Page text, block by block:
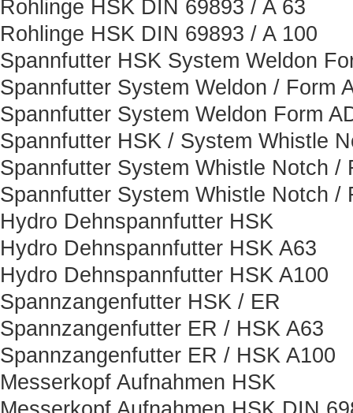
Rohlinge HSK DIN 69893 / A 63
Rohlinge HSK DIN 69893 / A 100
Spannfutter HSK System Weldon
Spannfutter System Weldon / Form
Spannfutter System Weldon Form
Spannfutter HSK / System Whistle
Spannfutter System Whistle Notch /
Spannfutter System Whistle Notch /
Hydro Dehnspannfutter HSK
Hydro Dehnspannfutter HSK A63
Hydro Dehnspannfutter HSK A100
Spannzangenfutter HSK / ER
Spannzangenfutter ER / HSK A63
Spannzangenfutter ER / HSK A100
Messerkopf Aufnahmen HSK